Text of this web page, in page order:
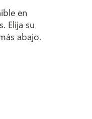
en
Elija su
abajo.